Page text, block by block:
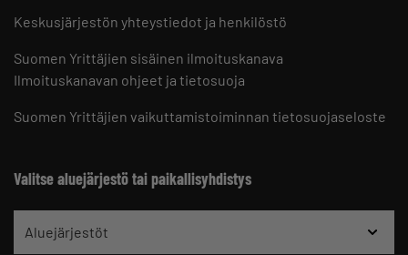
Keskusjärjestön yhteystiedot ja henkilöstö
Suomen Yrittäjien sisäinen ilmoituskanava
Ilmoituskanavan ohjeet ja tietosuoja
Suomen Yrittäjien vaikuttamistoiminnan tietosuojaseloste
Valitse aluejärjestö tai paikallisyhdistys
Aluejärjestöt